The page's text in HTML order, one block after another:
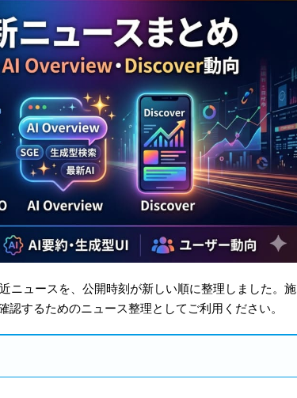
ニュースを、公開時刻が新しい順に整理しました。施
認するためのニュース整理としてご利用ください。